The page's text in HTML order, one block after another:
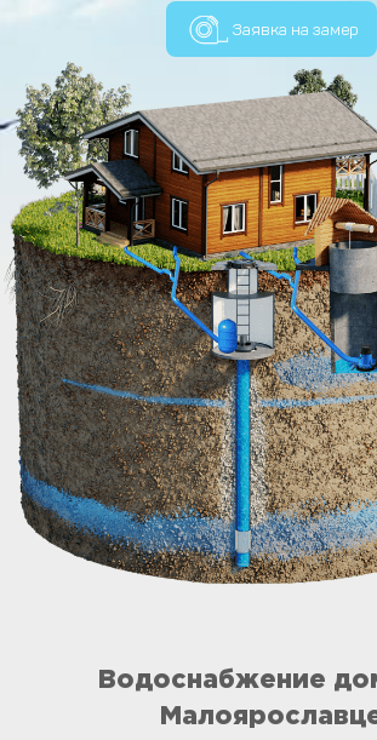
Заявка на замер
Водоснабжение